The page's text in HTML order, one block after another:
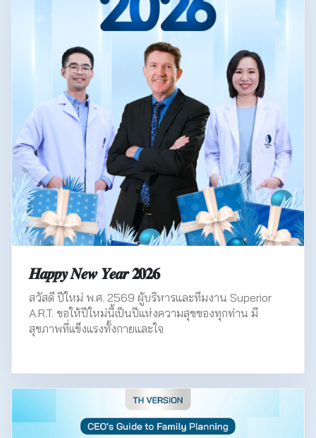
𝑯𝒂𝒑𝒑𝒚 𝑵𝒆𝒘 𝒀𝒆𝒂𝒓 𝟐𝟎𝟐𝟔
สวัสดี ปีใหม่ พ.ศ. 2569 ผู้บริหารและทีมงาน Superior
A.R.T. ขอให้ปีใหม่นี้เป็นปีแห่งความสุขของทุกท่าน มี
สุขภาพที่แข็งแรงทั้งกายและใจ